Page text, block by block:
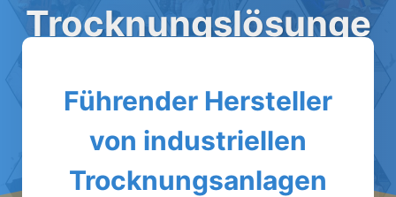
Trocknungslösunge
Führender Hersteller
von industriellen
Trocknungsanlagen